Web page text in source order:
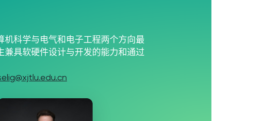
科学与电气和电子工程两个方向最
具软硬件设计与开发的能力和通过